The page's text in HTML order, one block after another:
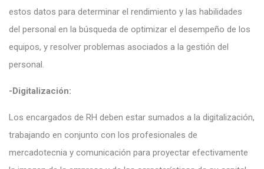
estos datos para determinar el rendimiento y las habilidades
del personal en la búsqueda de optimizar el desempeño de los
equipos, y resolver problemas asociados a la gestión del
personal.
-Digitalización:
Los encargados de RH deben estar sumados a la digitalización,
trabajando en conjunto con los profesionales de
mercadotecnia y comunicación para proyectar efectivamente